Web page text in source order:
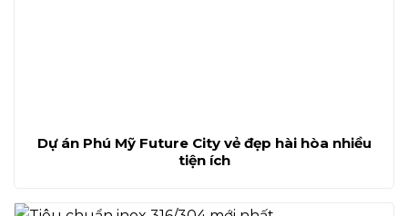
Dự án Phú Mỹ Future City vẻ đẹp hài hòa nhiều
tiện ích